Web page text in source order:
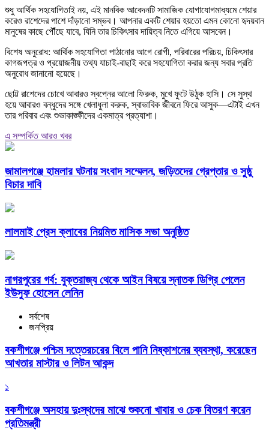
শুধু আর্থিক সহযোগিতাই নয়, এই মানবিক আবেদনটি সামাজিক যোগাযোগমাধ্যমে শেয়ার
করেও রাশেদের পাশে দাঁড়ানো সম্ভব। আপনার একটি শেয়ার হয়তো এমন কোনো হৃদয়বান
মানুষের কাছে পৌঁছে যাবে, যিনি তার চিকিৎসার দায়িত্ব নিতে এগিয়ে আসবেন।
বিশেষ অনুরোধ: আর্থিক সহযোগিতা পাঠানোর আগে রোগী, পরিবারের পরিচয়, চিকিৎসার
কাগজপত্র ও প্রয়োজনীয় তথ্য যাচাই-বাছাই করে সহযোগিতা করার জন্য সবার প্রতি
অনুরোধ জানানো হয়েছে।
ছোট্ট রাশেদের চোখে আবারও স্বপ্নের আলো ফিরুক, মুখে ফুটে উঠুক হাসি। সে সুস্থ
হয়ে আবারও বন্ধুদের সঙ্গে খেলাধুলা করুক, স্বাভাবিক জীবনে ফিরে আসুক—এটাই এখন
তার পরিবার এবং শুভাকাঙ্ক্ষীদের একমাত্র প্রত্যাশা।
এ সম্পর্কিত আরও খবর
জামালগঞ্জে হামলার ঘটনায় সংবাদ সম্মেলন, জড়িতদের গ্রেপ্তার ও সুষ্ঠু
বিচার দাবি
লালমাই প্রেস ক্লাবের নিয়মিত মাসিক সভা অনুষ্ঠিত
নাগরপুরের গর্ব: যুক্তরাজ্য থেকে আইন বিষয়ে স্নাতক ডিগ্রি পেলেন
ইউসুফ হোসেন লেনিন
সর্বশেষ
জনপ্রিয়
বকশীগঞ্জে পশ্চিম দত্তেরচরের বিলে পানি নিষ্কাশনের ব্যবস্থা, করেছেন
আখতার মাস্টার ও লিটন আকন্দ
১
বকশীগঞ্জে অসহায় দুঃস্থদের মাঝে শুকনো খাবার ও চেক বিতরণ করেন
প্রতিমন্ত্রী